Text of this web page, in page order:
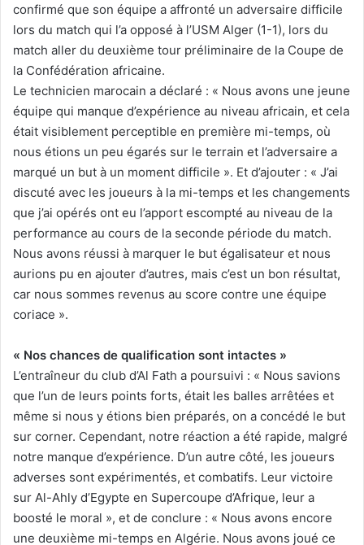
confirmé que son équipe a affronté un adversaire difficile
lors du match qui l’a opposé à l’USM Alger (1-1), lors du
match aller du deuxième tour préliminaire de la Coupe de
la Confédération africaine.
Le technicien marocain a déclaré : « Nous avons une jeune
équipe qui manque d’expérience au niveau africain, et cela
était visiblement perceptible en première mi-temps, où
nous étions un peu égarés sur le terrain et l’adversaire a
marqué un but à un moment difficile ». Et d’ajouter : « J’ai
discuté avec les joueurs à la mi-temps et les changements
que j’ai opérés ont eu l’apport escompté au niveau de la
performance au cours de la seconde période du match.
Nous avons réussi à marquer le but égalisateur et nous
aurions pu en ajouter d’autres, mais c’est un bon résultat,
car nous sommes revenus au score contre une équipe
coriace ».
« Nos chances de qualification sont intactes »
L’entraîneur du club d’Al Fath a poursuivi : « Nous savions
que l’un de leurs points forts, était les balles arrêtées et
même si nous y étions bien préparés, on a concédé le but
sur corner. Cependant, notre réaction a été rapide, malgré
notre manque d’expérience. D’un autre côté, les joueurs
adverses sont expérimentés, et combatifs. Leur victoire
sur Al-Ahly d’Egypte en Supercoupe d’Afrique, leur a
boosté le moral », et de conclure : « Nous avons encore
une deuxième mi-temps en Algérie. Nous avons joué ce